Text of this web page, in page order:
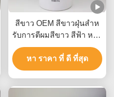
สีขาว OEM สีขาวฝุ่นสําห
รับการตีผมสีขาว สีฟ้า หรือ
สีชมพู
หา ราคา ที่ ดี ที่สุด